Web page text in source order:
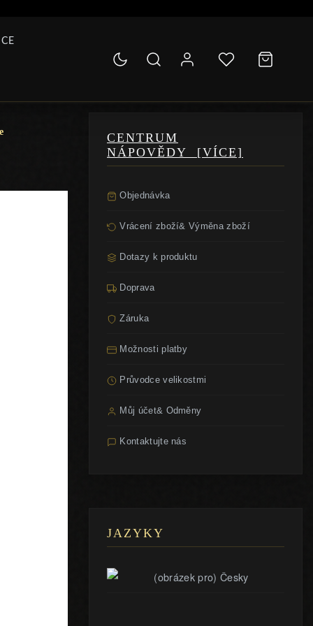
CENTRUM
NÁPOVĚDY [VÍCE]
Objednávka
Vrácení zboží& Výměna zboží
Dotazy k produktu
Doprava
Záruka
Možnosti platby
Průvodce velikostmi
Můj účet& Odměny
Kontaktujte nás
JAZYKY